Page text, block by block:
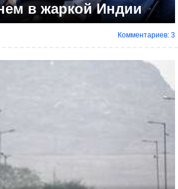
в жаркой Индии
Комментариев: 3